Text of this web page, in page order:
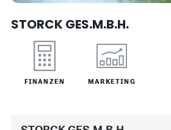
STORCK GES.M.B.H.
FINANZEN MARKETING